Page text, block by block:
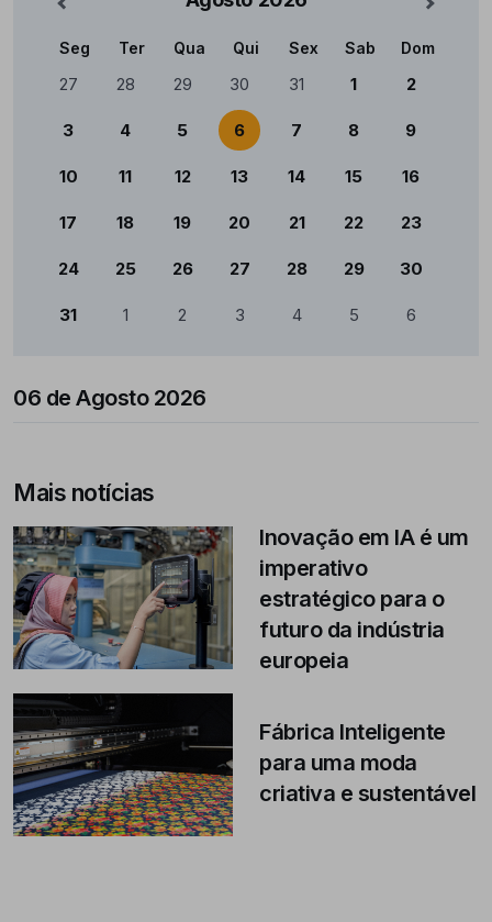
Calendário
Seg Ter Qua Qui Sex Sab Dom
27 28 29 30 31 1 2
3 4 5 6 7 8 9
10 11 12 13 14 15 16
17 18 19 20 21 22 23
24 25 26 27 28 29 30
31 1 2 3 4 5 6
06 de Agosto 2026
Mais notícias
Inovação em IA é um
imperativo
estratégico para o
futuro da indústria
europeia
Fábrica Inteligente
para uma moda
criativa e sustentável